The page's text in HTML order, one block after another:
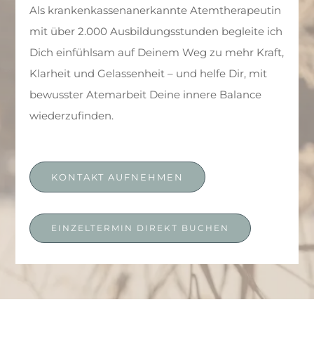
Als krankenkassenanerkannte Atemtherapeutin
mit über 2.000 Ausbildungsstunden begleite ich
Dich einfühlsam auf Deinem Weg zu mehr Kraft,
Klarheit und Gelassenheit – und helfe Dir, mit
bewusster Atemarbeit Deine innere Balance
wiederzufinden.
KONTAKT AUFNEHMEN
EINZELTERMIN DIREKT BUCHEN